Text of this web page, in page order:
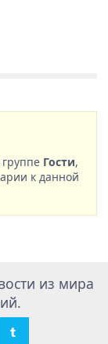
Гости,
к данной
из мира